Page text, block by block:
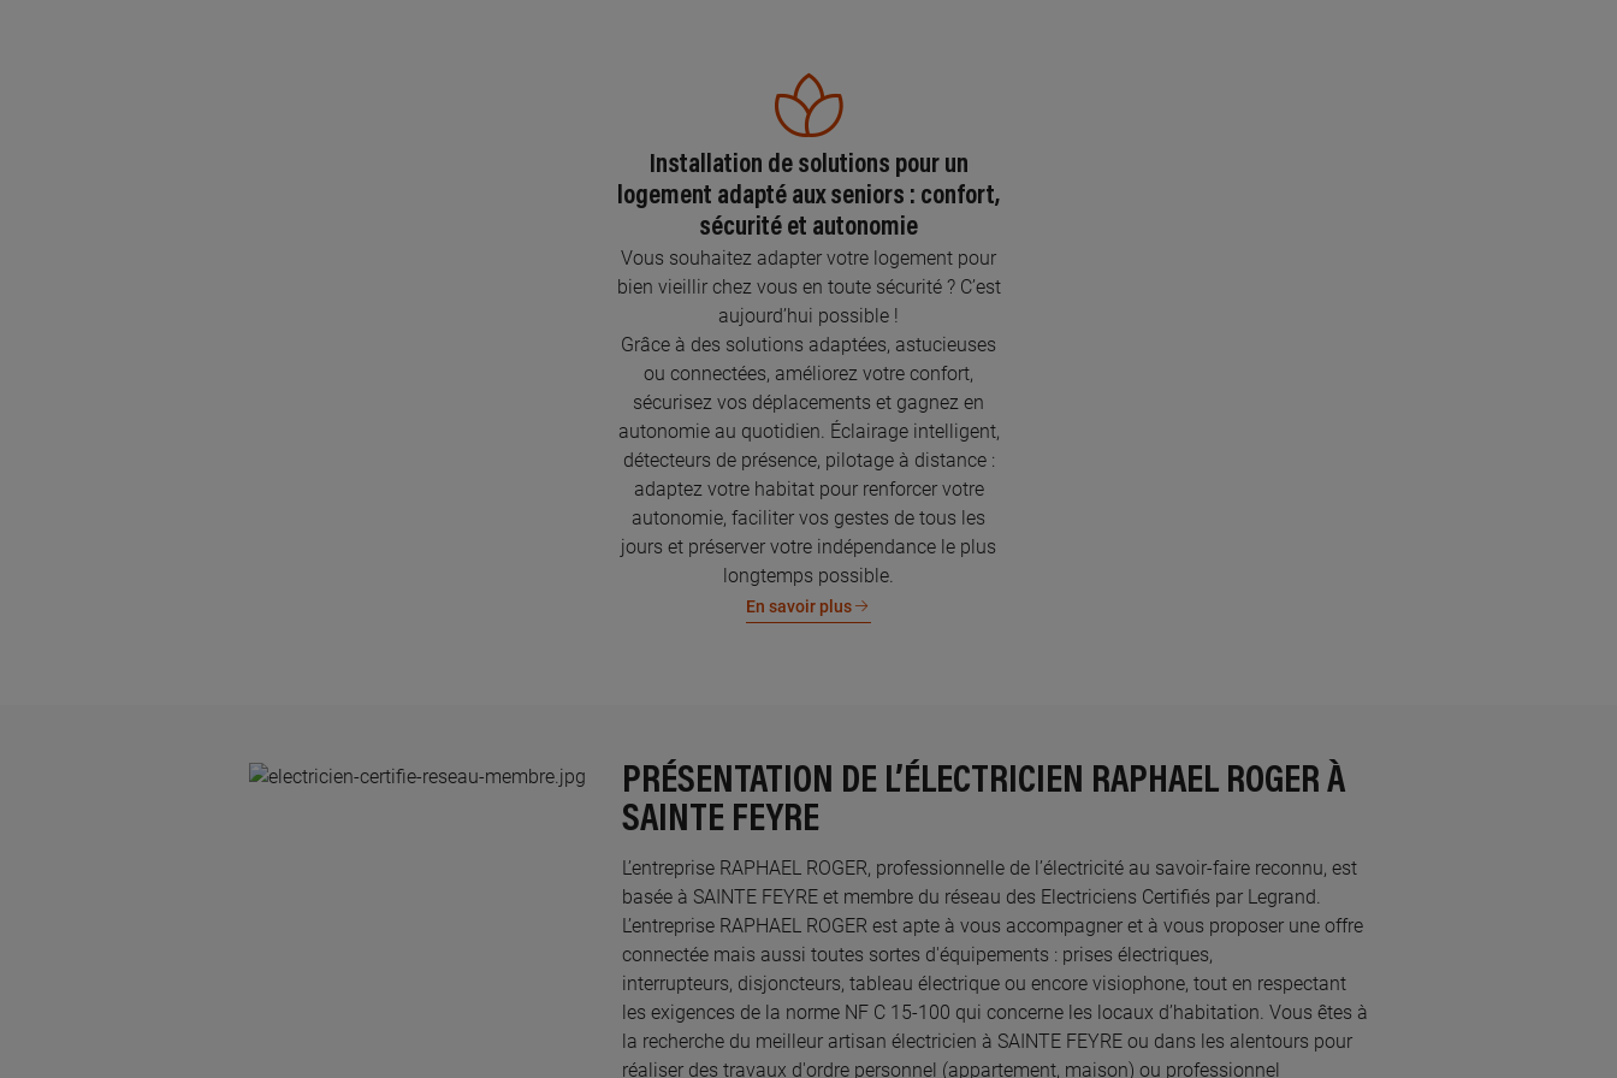
Installation de solutions pour un
logement adapté aux seniors : confort,
sécurité et autonomie
Vous souhaitez adapter votre logement pour
bien vieillir chez vous en toute sécurité ? C’est
aujourd’hui possible !
Grâce à des solutions adaptées, astucieuses
ou connectées, améliorez votre confort,
sécurisez vos déplacements et gagnez en
autonomie au quotidien. Éclairage intelligent,
détecteurs de présence, pilotage à distance :
adaptez votre habitat pour renforcer votre
autonomie, faciliter vos gestes de tous les
jours et préserver votre indépendance le plus
longtemps possible.
En savoir plus
PRÉSENTATION DE L’ÉLECTRICIEN RAPHAEL ROGER À
SAINTE FEYRE
L’entreprise RAPHAEL ROGER, professionnelle de l’électricité au savoir-faire reconnu, est
basée à SAINTE FEYRE et membre du réseau des Electriciens Certifiés par Legrand.​
L’entreprise RAPHAEL ROGER est apte à vous accompagner et à vous proposer une offre
connectée mais aussi toutes sortes d'équipements : prises électriques,
interrupteurs, disjoncteurs, tableau électrique ou encore visiophone, tout en respectant
les exigences de la norme NF C 15-100 qui concerne les locaux d’habitation. Vous êtes à
la recherche du meilleur artisan électricien à SAINTE FEYRE ou dans les alentours pour
réaliser des travaux d'ordre personnel (appartement, maison) ou professionnel